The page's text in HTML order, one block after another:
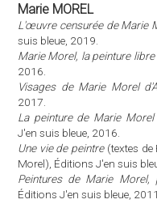
Marie MOREL
L'œuvre censurée de Marie
suis bleue, 2019.
Marie Morel, la peinture libre
2016.
Visages de Marie Morel
2017.
La peinture de Marie
J'en suis bleue, 2016.
Une vie de peintre(textes de
Morel), Éditions J'en suis
Peintures de Marie Morel,
Éditions J'en suis bleue, 2011.